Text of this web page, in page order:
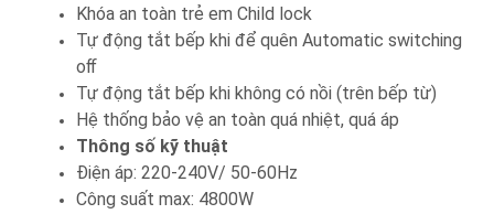
Khóa an toàn trẻ em Child lock
Tự động tắt bếp khi để quên Automatic switching
oﬀ
Tự động tắt bếp khi không có nồi (trên bếp từ)
Hệ thống bảo vệ an toàn quá nhiệt, quá áp
Thông số kỹ thuật
Điện áp: 220-240V/ 50-60Hz
Công suất max: 4800W